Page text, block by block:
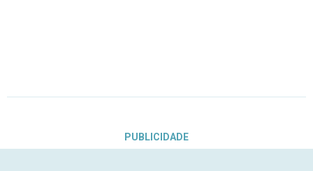
PUBLICIDADE